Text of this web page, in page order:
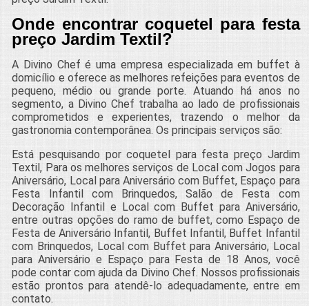
Onde encontrar coquetel para festa
preço Jardim Textil?
A Divino Chef é uma empresa especializada em buffet à
domicílio e oferece as melhores refeições para eventos de
pequeno, médio ou grande porte. Atuando há anos no
segmento, a Divino Chef trabalha ao lado de profissionais
comprometidos e experientes, trazendo o melhor da
gastronomia contemporânea. Os principais serviços são:
Está pesquisando por coquetel para festa preço Jardim
Textil, Para os melhores serviços de Local com Jogos para
Aniversário, Local para Aniversário com Buffet, Espaço para
Festa Infantil com Brinquedos, Salão de Festa com
Decoração Infantil e Local com Buffet para Aniversário,
entre outras opções do ramo de buffet, como Espaço de
Festa de Aniversário Infantil, Buffet Infantil, Buffet Infantil
com Brinquedos, Local com Buffet para Aniversário, Local
para Aniversário e Espaço para Festa de 18 Anos, você
pode contar com ajuda da Divino Chef. Nossos profissionais
estão prontos para atendê-lo adequadamente, entre em
contato.